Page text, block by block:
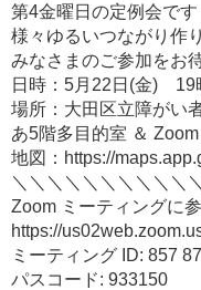
第4金曜日の定例会です
様々ゆるいつながり作り
みなさまのご参加をお
日時：5月22日(金) 19
場所：大田区立障がい
あ5階多目的室 ＆
地図：https://
＼＼＼＼＼＼＼＼＼＼
Zoom ミーティングに
https://
ミーティング ID: 857
パスコード: 933150